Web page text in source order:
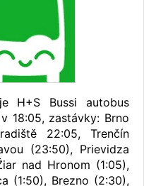
H+S Bussi autobus
18:05, zastávky: Brno
22:05, Trenčín
(23:50), Prievidza
nad Hronom (1:05),
(1:50), Brezno (2:30),